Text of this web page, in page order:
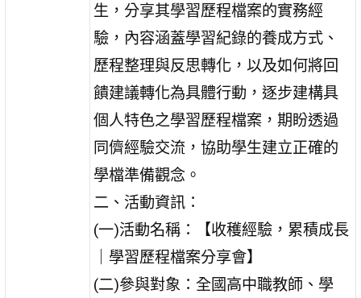
生，分享其學習歷程檔案的實務經
驗，內容涵蓋學習紀錄的養成方式、
歷程整理與反思轉化，以及如何將回
饋建議轉化為具體行動，逐步建構具
個人特色之學習歷程檔案，期盼透過
同儕經驗交流，協助學生建立正確的
學檔準備觀念。
二、活動資訊：
(一)活動名稱：【收穫經驗，累積成長
｜學習歷程檔案分享會】
(二)參與對象：全國高中職教師、學